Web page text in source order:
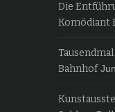
Die
Komödiant
Bahnhof